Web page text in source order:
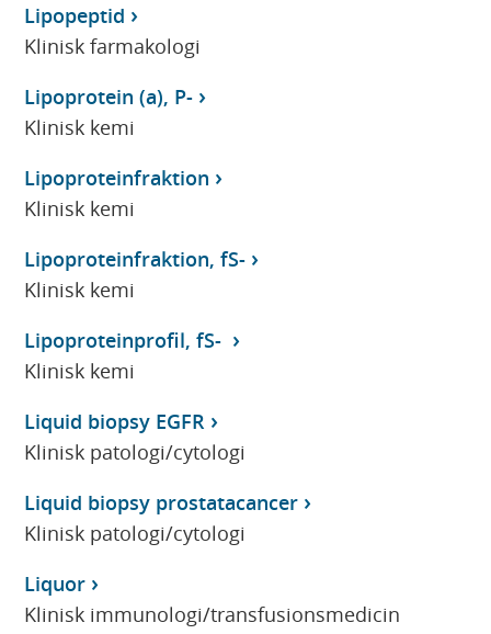
Lipopeptid
Klinisk farmakologi
Lipoprotein (a), P-
Klinisk kemi
Lipoproteinfraktion
Klinisk kemi
Lipoproteinfraktion, fS-
Klinisk kemi
Lipoproteinprofil, fS-
Klinisk kemi
Liquid biopsy EGFR
Klinisk patologi/cytologi
Liquid biopsy prostatacancer
Klinisk patologi/cytologi
Liquor
Klinisk immunologi/transfusionsmedicin